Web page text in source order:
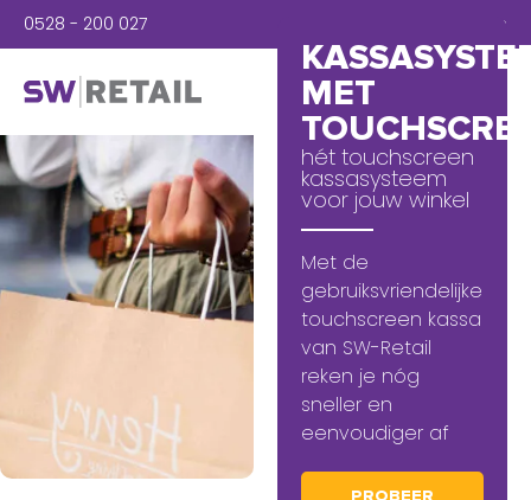
0528 - 200 027 Inloggen
MET
hét touchscreen
kassasysteem
voor jouw winkel
Met de
gebruiksvriendelijke
touchscreen kassa
van SW-Retail
reken je nóg
sneller en
eenvoudiger af
PROBEER